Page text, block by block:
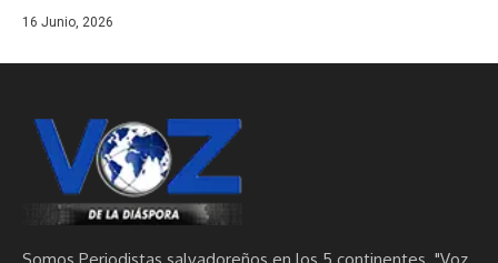
16 Junio, 2026